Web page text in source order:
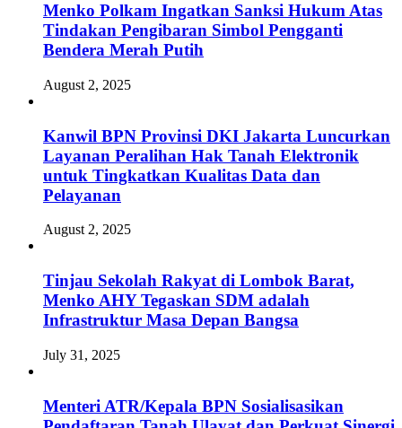
Menko Polkam Ingatkan Sanksi Hukum Atas
Tindakan Pengibaran Simbol Pengganti
Bendera Merah Putih
August 2, 2025
Kanwil BPN Provinsi DKI Jakarta Luncurkan
Layanan Peralihan Hak Tanah Elektronik
untuk Tingkatkan Kualitas Data dan
Pelayanan
August 2, 2025
Tinjau Sekolah Rakyat di Lombok Barat,
Menko AHY Tegaskan SDM adalah
Infrastruktur Masa Depan Bangsa
July 31, 2025
Menteri ATR/Kepala BPN Sosialisasikan